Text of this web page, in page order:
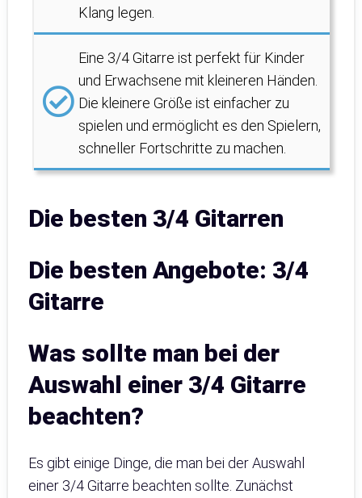
Klang legen.
Eine 3/4 Gitarre ist perfekt für Kinder
und Erwachsene mit kleineren Händen.
Die kleinere Größe ist einfacher zu
spielen und ermöglicht es den Spielern,
schneller Fortschritte zu machen.
Die besten 3/4 Gitarren
Die besten Angebote: 3/4
Gitarre
Was sollte man bei der
Auswahl einer 3/4 Gitarre
beachten?
Es gibt einige Dinge, die man bei der Auswahl
einer 3/4 Gitarre beachten sollte. Zunächst